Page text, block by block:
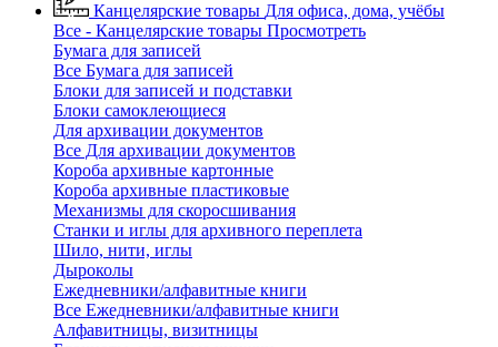
Канцелярские товары Для офиса, дома, учёбы
Все - Канцелярские товары Просмотреть
Бумага для записей
Все Бумага для записей
Блоки для записей и подставки
Блоки самоклеющиеся
Для архивации документов
Все Для архивации документов
Короба архивные картонные
Короба архивные пластиковые
Механизмы для скоросшивания
Станки и иглы для архивного переплета
Шило, нити, иглы
Дыроколы
Ежедневники/алфавитные книги
Все Ежедневники/алфавитные книги
Алфавитницы, визитницы